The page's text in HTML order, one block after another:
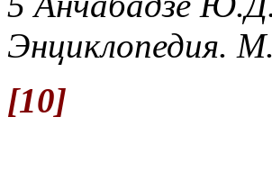
Энциклопедия.
[10]